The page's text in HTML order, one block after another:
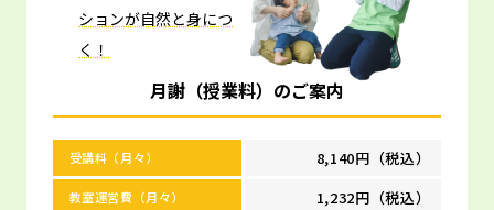
ションが自然と身につ
く！
月謝（授業料）のご案内
受講料（月々） 8,140円（税込）
教室運営費（月々） 1,232円（税込）